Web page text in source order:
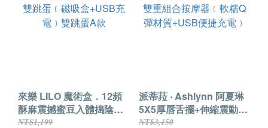
來樂 LILO 魔術盒．12頻
酥麻震撼蜜豆入體搗陰雙
跳蛋﹝磁吸盒+USB充
NT$1,199
派蒂菈 ‧ Ashlynn 阿夏琳
5X5厚唇舌擺+伸縮震動棒
雙重組合按摩器﹝軟糯Q
NT$3,150